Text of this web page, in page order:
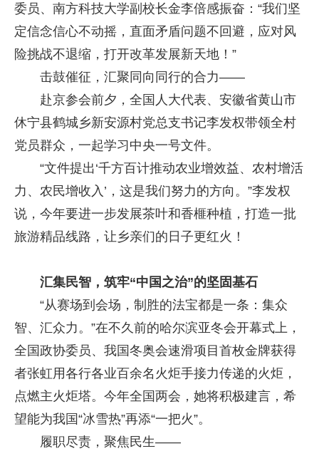
委员、南方科技大学副校长金李倍感振奋：“我们坚
定信念信心不动摇，直面矛盾问题不回避，应对风
险挑战不退缩，打开改革发展新天地！”
击鼓催征，汇聚同向同行的合力——
赴京参会前夕，全国人大代表、安徽省黄山市
休宁县鹤城乡新安源村党总支书记李发权带领全村
党员群众，一起学习中央一号文件。
“文件提出‘千方百计推动农业增效益、农村增活
力、农民增收入’，这是我们努力的方向。”李发权
说，今年要进一步发展茶叶和香榧种植，打造一批
旅游精品线路，让乡亲们的日子更红火！
汇集民智，筑牢“中国之治”的坚固基石
“从赛场到会场，制胜的法宝都是一条：集众
智、汇众力。”在不久前的哈尔滨亚冬会开幕式上，
全国政协委员、我国冬奥会速滑项目首枚金牌获得
者张虹用各行各业百余名火炬手接力传递的火炬，
点燃主火炬塔。今年全国两会，她将积极建言，希
望能为我国“冰雪热”再添“一把火”。
履职尽责，聚焦民生——